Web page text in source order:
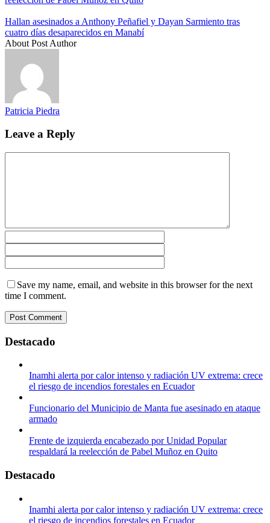
Hallan asesinados a Anthony Peñafiel y Dayan Sarmiento tras
cuatro días desaparecidos en Manabí
About Post Author
Patricia Piedra
Leave a Reply
Save my name, email, and website in this browser for the next
time I comment.
Destacado
Inamhi alerta por calor intenso y radiación UV extrema: crece
el riesgo de incendios forestales en Ecuador
Funcionario del Municipio de Manta fue asesinado en ataque
armado
Frente de izquierda encabezado por Unidad Popular
respaldará la reelección de Pabel Muñoz en Quito
Destacado
Inamhi alerta por calor intenso y radiación UV extrema: crece
el riesgo de incendios forestales en Ecuador